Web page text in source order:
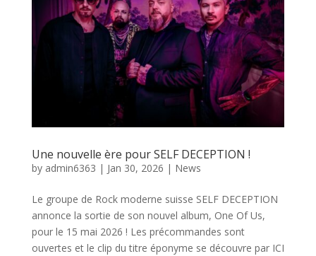
Une nouvelle ère pour SELF DECEPTION !
by admin6363 | Jan 30, 2026 | News
Le groupe de Rock moderne suisse SELF DECEPTION
annonce la sortie de son nouvel album, One Of Us,
pour le 15 mai 2026 ! Les précommandes sont
ouvertes et le clip du titre éponyme se découvre par ICI